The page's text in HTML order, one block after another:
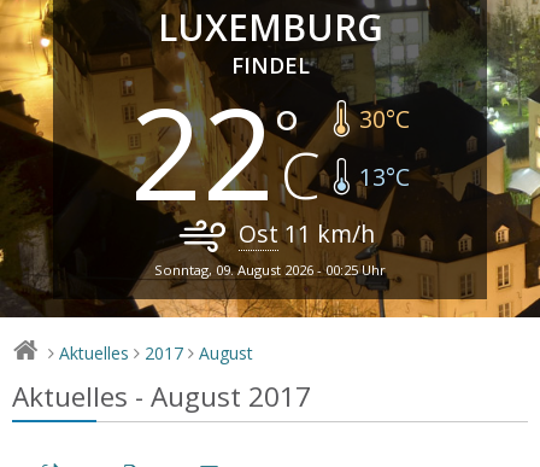
LUXEMBURG
FINDEL
22 30°C
13°C
Ost11 km/h
Sonntag, 09. August 2026 - 00:25 Uhr
> Aktuelles > 2017 > August
Aktuelles - August 2017